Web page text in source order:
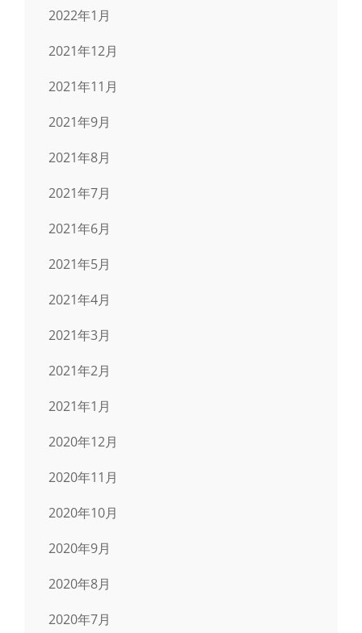
2022年1月
2021年12月
2021年11月
2021年9月
2021年8月
2021年7月
2021年6月
2021年5月
2021年4月
2021年3月
2021年2月
2021年1月
2020年12月
2020年11月
2020年10月
2020年9月
2020年8月
2020年7月